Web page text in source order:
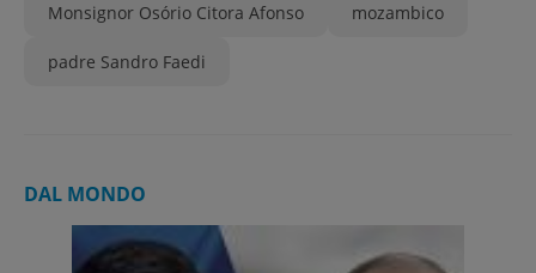
Monsignor Osório Citora Afonso mozambico
padre Sandro Faedi
DAL MONDO